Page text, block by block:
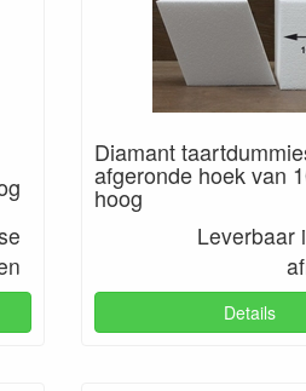
Diamant
afgeronde hoek van
hoog
Leverbaar
Details